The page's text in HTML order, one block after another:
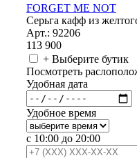
FORGET ME NOT
Серьга кафф из
Арт.: 92206
113 900
+ Выберите бутик
Посмотреть
Удобная дата
Удобное время
с 10:00 до 20:00